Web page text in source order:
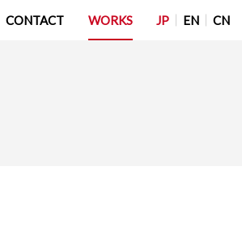
CONTACT WORKS JP EN CN